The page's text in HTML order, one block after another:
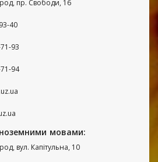
пр. Свободи, 16
40
93
94
мовами:
вул. Капітульна, 10